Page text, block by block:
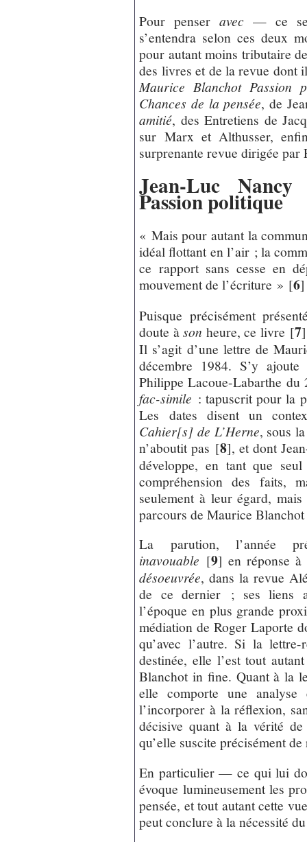
Pour penser avec — ce
s’entendra selon ces deux
pour autant moins tributaire
des livres et de la revue dont
Maurice Blanchot Passion
Chances de la pensée, de
amitié, des Entretiens de
sur Marx et Althusser,
surprenante revue dirigée par
Jean-Luc
Passion politique
« Mais pour autant la
idéal flottant en l’air ; la
ce rapport sans cesse en
mouvement de l’écriture » [6]
Puisque précisément
doute àson heure, ce livre [7]
Il s’agit d’une lettre de
décembre 1984. S’y
Philippe Lacoue-Labarthe du
fac-simile : tapuscrit pour la
Les dates disent un
Cahier[s] de L’Herne, sous
n’aboutit pas [8], et dont
développe, en tant que
compréhension des faits,
seulement à leur égard,
parcours de Maurice Blanchot
La parution, l’année
inavouable [9] en réponse
désoeuvrée, dans la revue
de ce dernier ; ses liens
l’époque en plus grande
médiation de Roger Laporte
qu’avec l’autre. Si la
destinée, elle l’est tout
Blanchot in fine. Quant à la
elle comporte une
l’incorporer à la réflexion,
décisive quant à la vérité
qu’elle suscite précisément
En particulier — ce qui lui
évoque lumineusement les
pensée, et tout autant cette
peut conclure à la nécessité